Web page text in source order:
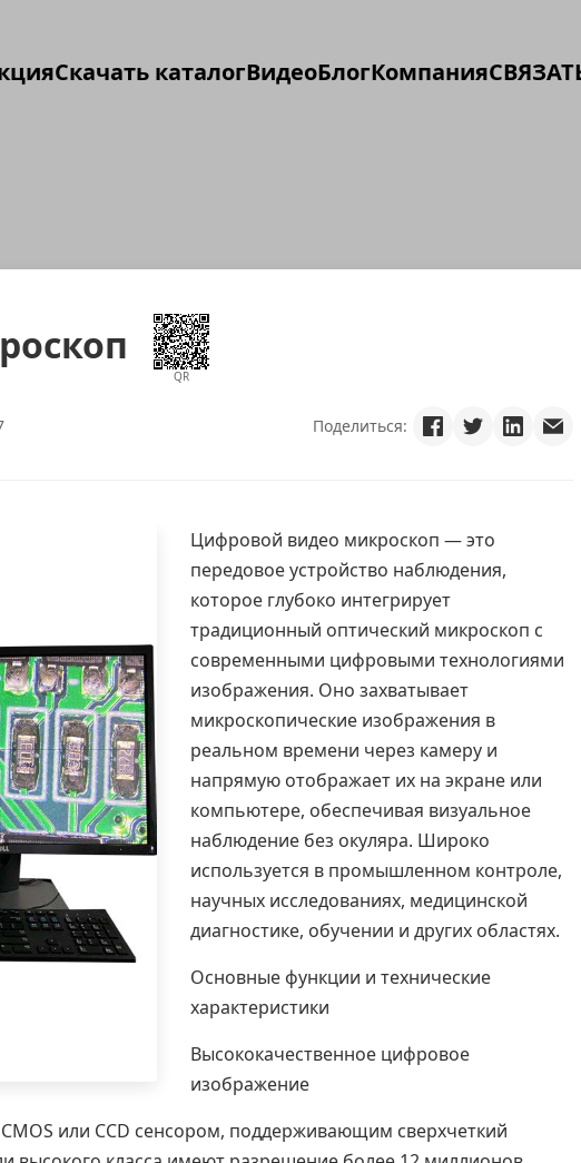
Скачать каталогВидеоБлогКомпания
QR
Поделиться:
Цифровой видео микроскоп — это
передовое устройство наблюдения,
которое глубоко интегрирует
традиционный оптический микроскоп с
современными цифровыми технологиями
изображения. Оно захватывает
микроскопические изображения в
реальном времени через камеру и
напрямую отображает их на экране или
компьютере, обеспечивая визуальное
наблюдение без окуляра. Широко
используется в промышленном контроле,
научных исследованиях, медицинской
диагностике, обучении и других областях.
Основные функции и технические
характеристики
Высококачественное цифровое
изображение
или CCD сенсором, поддерживающим сверхчеткий